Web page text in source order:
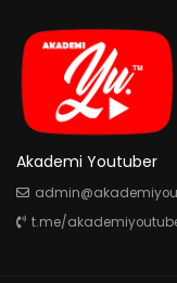
Akademi Youtuber
t.me/